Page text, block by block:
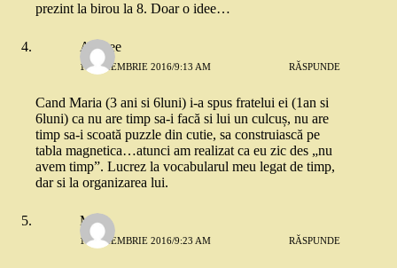
prezint la birou la 8. Doar o idee…
Andree
11 NOIEMBRIE 2016/9:13 AM RĂSPUNDE
Cand Maria (3 ani si 6luni) i-a spus fratelui ei (1an si
6luni) ca nu are timp sa-i facă si lui un culcuș, nu are
timp sa-i scoată puzzle din cutie, sa construiască pe
tabla magnetica…atunci am realizat ca eu zic des „nu
avem timp”. Lucrez la vocabularul meu legat de timp,
dar si la organizarea lui.
Mi
11 NOIEMBRIE 2016/9:23 AM RĂSPUNDE